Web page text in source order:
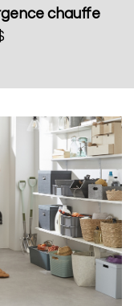
chauffe